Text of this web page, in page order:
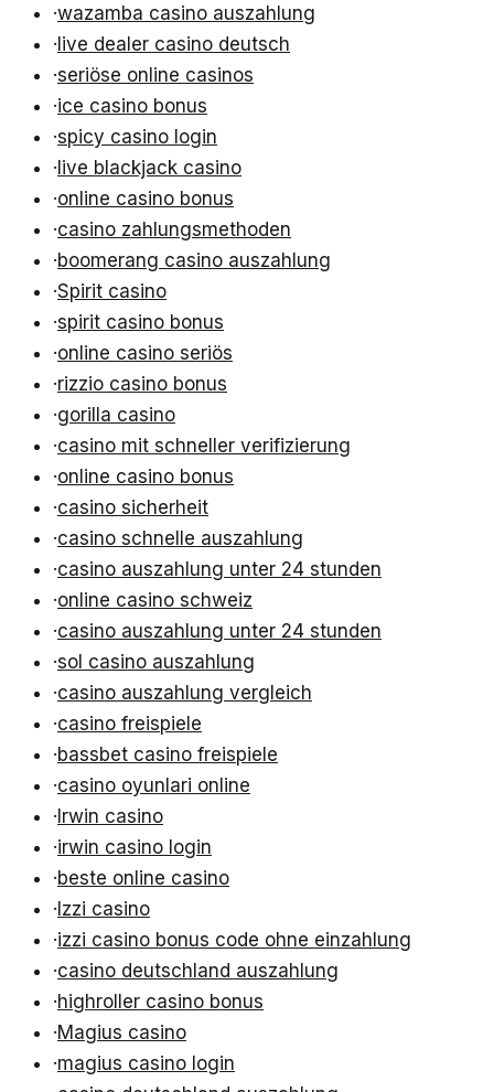
·wazamba casino auszahlung
·live dealer casino deutsch
·seriöse online casinos
·ice casino bonus
·spicy casino login
·live blackjack casino
·online casino bonus
·casino zahlungsmethoden
·boomerang casino auszahlung
·Spirit casino
·spirit casino bonus
·online casino seriös
·rizzio casino bonus
·gorilla casino
·casino mit schneller verifizierung
·online casino bonus
·casino sicherheit
·casino schnelle auszahlung
·casino auszahlung unter 24 stunden
·online casino schweiz
·casino auszahlung unter 24 stunden
·sol casino auszahlung
·casino auszahlung vergleich
·casino freispiele
·bassbet casino freispiele
·casino oyunlari online
·Irwin casino
·irwin casino login
·beste online casino
·Izzi casino
·izzi casino bonus code ohne einzahlung
·casino deutschland auszahlung
·highroller casino bonus
·Magius casino
·magius casino login